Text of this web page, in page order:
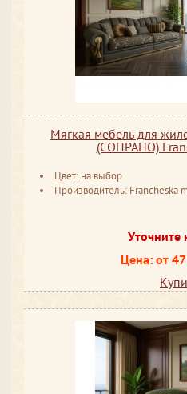
Мягкая мебель для
(СОПРАНО)
Цвет: на выбор
Производитель: Francheska
Уточните
Цена: от